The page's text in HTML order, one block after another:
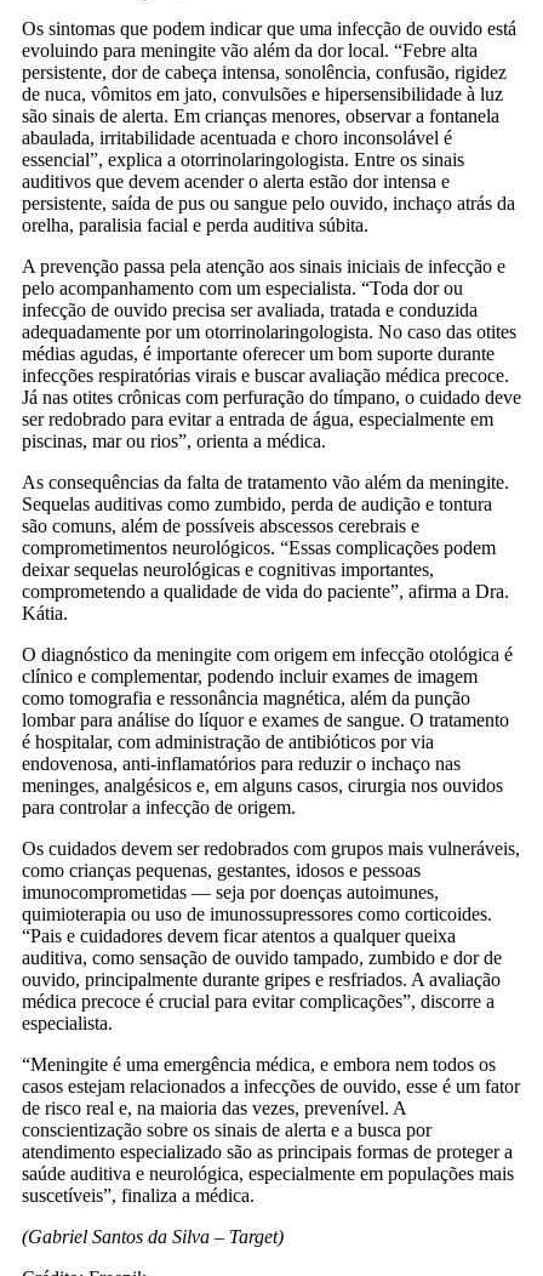
Os sintomas que podem indicar que uma infecção de ouvido está
evoluindo para meningite vão além da dor local. “Febre alta
persistente, dor de cabeça intensa, sonolência, confusão, rigidez
de nuca, vômitos em jato, convulsões e hipersensibilidade à luz
são sinais de alerta. Em crianças menores, observar a fontanela
abaulada, irritabilidade acentuada e choro inconsolável é
essencial”, explica a otorrinolaringologista. Entre os sinais
auditivos que devem acender o alerta estão dor intensa e
persistente, saída de pus ou sangue pelo ouvido, inchaço atrás da
orelha, paralisia facial e perda auditiva súbita.
A prevenção passa pela atenção aos sinais iniciais de infecção e
pelo acompanhamento com um especialista. “Toda dor ou
infecção de ouvido precisa ser avaliada, tratada e conduzida
adequadamente por um otorrinolaringologista. No caso das otites
médias agudas, é importante oferecer um bom suporte durante
infecções respiratórias virais e buscar avaliação médica precoce.
Já nas otites crônicas com perfuração do tímpano, o cuidado deve
ser redobrado para evitar a entrada de água, especialmente em
piscinas, mar ou rios”, orienta a médica.
As consequências da falta de tratamento vão além da meningite.
Sequelas auditivas como zumbido, perda de audição e tontura
são comuns, além de possíveis abscessos cerebrais e
comprometimentos neurológicos. “Essas complicações podem
deixar sequelas neurológicas e cognitivas importantes,
comprometendo a qualidade de vida do paciente”, afirma a Dra.
Kátia.
O diagnóstico da meningite com origem em infecção otológica é
clínico e complementar, podendo incluir exames de imagem
como tomografia e ressonância magnética, além da punção
lombar para análise do líquor e exames de sangue. O tratamento
é hospitalar, com administração de antibióticos por via
endovenosa, anti-inflamatórios para reduzir o inchaço nas
meninges, analgésicos e, em alguns casos, cirurgia nos ouvidos
para controlar a infecção de origem.
Os cuidados devem ser redobrados com grupos mais vulneráveis,
como crianças pequenas, gestantes, idosos e pessoas
imunocomprometidas — seja por doenças autoimunes,
quimioterapia ou uso de imunossupressores como corticoides.
“Pais e cuidadores devem ficar atentos a qualquer queixa
auditiva, como sensação de ouvido tampado, zumbido e dor de
ouvido, principalmente durante gripes e resfriados. A avaliação
médica precoce é crucial para evitar complicações”, discorre a
especialista.
“Meningite é uma emergência médica, e embora nem todos os
casos estejam relacionados a infecções de ouvido, esse é um fator
de risco real e, na maioria das vezes, prevenível. A
conscientização sobre os sinais de alerta e a busca por
atendimento especializado são as principais formas de proteger a
saúde auditiva e neurológica, especialmente em populações mais
suscetíveis”, finaliza a médica.
(Gabriel Santos da Silva – Target)